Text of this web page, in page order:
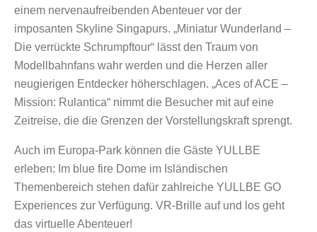
einem nervenaufreibenden Abenteuer vor der
imposanten Skyline Singapurs. „Miniatur Wunderland –
Die verrückte Schrumpftour“ lässt den Traum von
Modellbahnfans wahr werden und die Herzen aller
neugierigen Entdecker höherschlagen. „Aces of ACE –
Mission: Rulantica“ nimmt die Besucher mit auf eine
Zeitreise, die die Grenzen der Vorstellungskraft sprengt.
Auch im Europa-Park können die Gäste YULLBE
erleben: Im blue fire Dome im Isländischen
Themenbereich stehen dafür zahlreiche YULLBE GO
Experiences zur Verfügung. VR-Brille auf und los geht
das virtuelle Abenteuer!